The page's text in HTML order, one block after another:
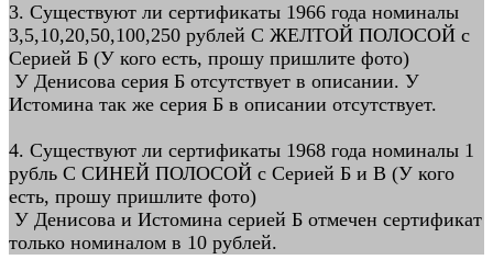
3. Существуют ли сертификаты 1966 года номиналы
3,5,10,20,50,100,250 рублей С ЖЕЛТОЙ ПОЛОСОЙ с
Серией Б (У кого есть, прошу пришлите фото)
У Денисова серия Б отсутствует в описании. У
Истомина так же серия Б в описании отсутствует.
4. Существуют ли сертификаты 1968 года номиналы 1
рубль С СИНЕЙ ПОЛОСОЙ с Серией Б и В (У кого
есть, прошу пришлите фото)
У Денисова и Истомина серией Б отмечен сертификат
только номиналом в 10 рублей.